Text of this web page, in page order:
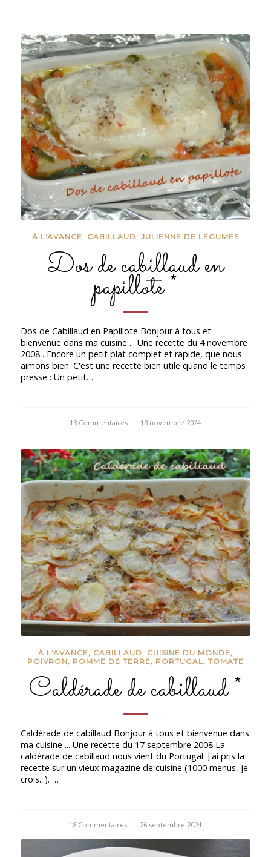
À L'AVANCE, CABILLAUD, JULIENNE DE LÉGUMES
Dos de cabillaud en
papillote *
Dos de Cabillaud en Papillote Bonjour à tous et
bienvenue dans ma cuisine ... Une recette du 4 novembre
2008 . Encore un petit plat complet et rapide, que nous
aimons bien. C'est une recette bien utile quand le temps
presse : Un petit…
18 Commentaires
/ 13 novembre 2024
À L'AVANCE, CABILLAUD, CUISINE DU MONDE,
POIVRON, POMME DE TERRE, PORTUGAL, TOMATE
Caldérade de cabillaud *
Caldérade de cabillaud Bonjour à tous et bienvenue dans
ma cuisine ... Une recette du 17 septembre 2008 La
caldérade de cabillaud nous vient du Portugal. J'ai pris la
recette sur un vieux magazine de cuisine (1000 menus, je
crois...). …
18 Commentaires
/ 26 septembre 2024